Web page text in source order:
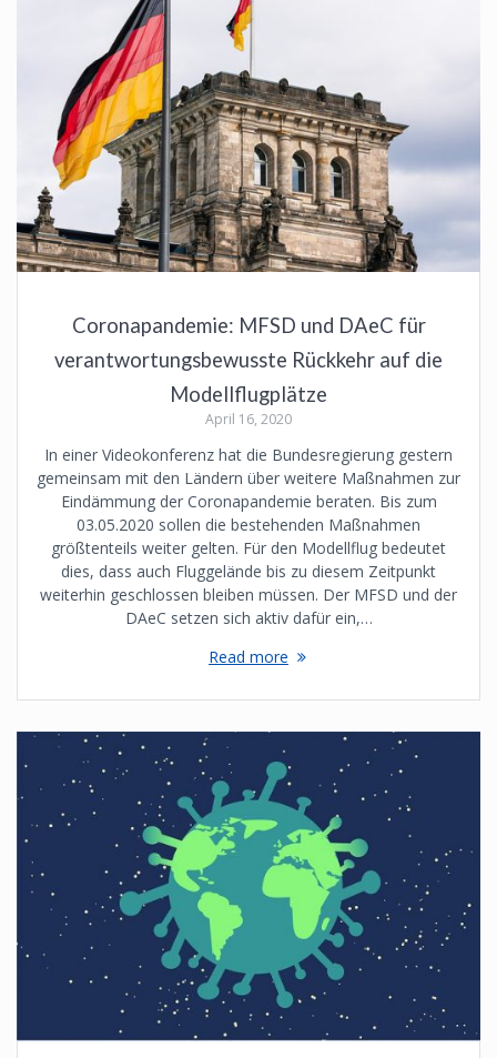
Coronapandemie: MFSD und DAeC für
verantwortungsbewusste Rückkehr auf die
Modellflugplätze
April 16, 2020
In einer Videokonferenz hat die Bundesregierung gestern
gemeinsam mit den Ländern über weitere Maßnahmen zur
Eindämmung der Coronapandemie beraten. Bis zum
03.05.2020 sollen die bestehenden Maßnahmen
größtenteils weiter gelten. Für den Modellflug bedeutet
dies, dass auch Fluggelände bis zu diesem Zeitpunkt
weiterhin geschlossen bleiben müssen. Der MFSD und der
DAeC setzen sich aktiv dafür ein,…
Read more